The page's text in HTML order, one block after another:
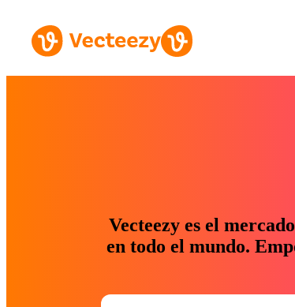
Vecteezy es el
en todo el mundo.